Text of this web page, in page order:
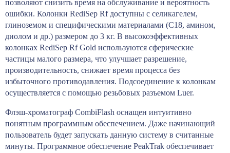
позволяют снизить время на обслуживание и вероятность
ошибки. Колонки RediSep Rf доступны с селикагелем,
глиноземом и специфическими материалами (С18, амином,
диолом и др.) размером до 3 кг. В высокоэффективных
колонках RediSep Rf Gold используются сферические
частицы малого размера, что улучшает разрешение,
производительность, снижает время процесса без
избыточного противодавления. Подсоединение к колонкам
осуществляется с помощью резьбовых разъемом Luer.
Флэш-хроматограф CombiFlash оснащен интуитивно
понятным программным обеспечением. Даже начинающий
пользователь будет запускать данную систему в считанные
минуты. Программное обеспечение PeakTrak обеспечивает